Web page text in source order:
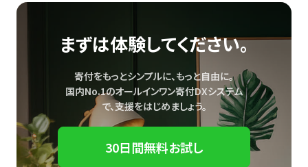
まずは体験してください。
寄付をもっとシンプルに、もっと自由に。
国内No.1のオールインワン寄付DXシステム
で、支援をはじめましょう。
30日間無料お試し